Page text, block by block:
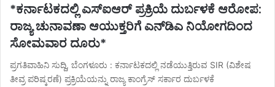
*ಕರ್ನಾಟಕದಲ್ಲಿ ಎಸ್‌ಐಆರ್ ಪ್ರಕ್ರಿಯೆ ದುರ್ಬಳಕೆ ಆರೋಪ:
ರಾಜ್ಯ ಚುನಾವಣಾ ಆಯುಕ್ತರಿಗೆ ಎನ್‌ಡಿಎ ನಿಯೋಗದಿಂದ
ಸೋಮವಾರ ದೂರು*
ಪ್ರಗತಿವಾಹಿನಿ ಸುದ್ದಿ, ಬೆಂಗಳೂರು : ಕರ್ನಾಟಕದಲ್ಲಿ ನಡೆಯುತ್ತಿರುವ SIR (ವಿಶೇಷ
ತೀವ್ರ ಪರಿಷ್ಕರಣೆ) ಪ್ರಕ್ರಿಯೆಯನ್ನು ರಾಜ್ಯ ಕಾಂಗ್ರೆಸ್ ಸರ್ಕಾರ ದುರ್ಬಳಕೆ